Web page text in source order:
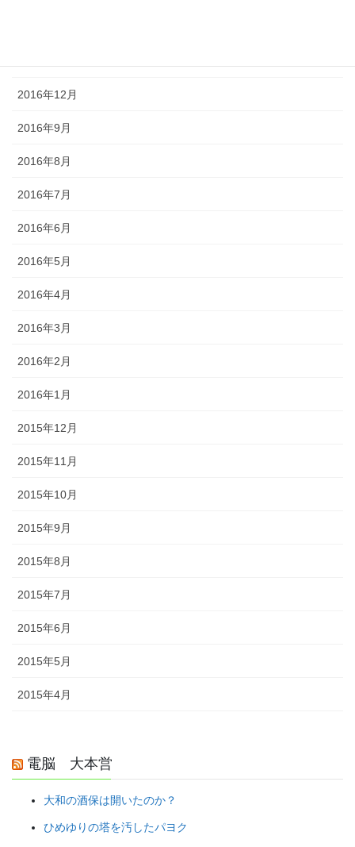
2016年12月
2016年9月
2016年8月
2016年7月
2016年6月
2016年5月
2016年4月
2016年3月
2016年2月
2016年1月
2015年12月
2015年11月
2015年10月
2015年9月
2015年8月
2015年7月
2015年6月
2015年5月
2015年4月
電脳 大本営
大和の酒保は開いたのか？
ひめゆりの塔を汚したパヨク